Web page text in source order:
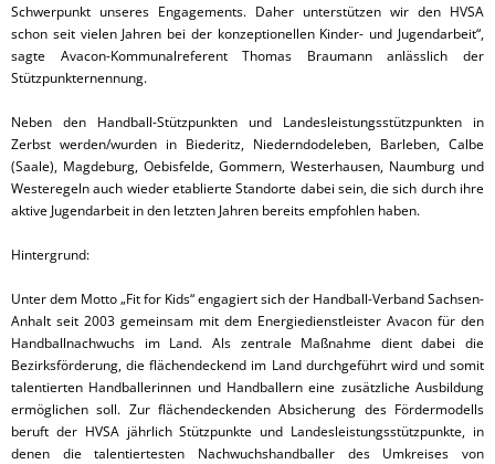
Schwerpunkt unseres Engagements. Daher unterstützen wir den HVSA
schon seit vielen Jahren bei der konzeptionellen Kinder- und Jugendarbeit“,
sagte Avacon-Kommunalreferent Thomas Braumann anlässlich der
Stützpunkternennung.
Neben den Handball-Stützpunkten und Landesleistungsstützpunkten in
Zerbst werden/wurden in Biederitz, Niederndodeleben, Barleben, Calbe
(Saale), Magdeburg, Oebisfelde, Gommern, Westerhausen, Naumburg und
Westeregeln auch wieder etablierte Standorte dabei sein, die sich durch ihre
aktive Jugendarbeit in den letzten Jahren bereits empfohlen haben.
Hintergrund:
Unter dem Motto „Fit for Kids“ engagiert sich der Handball-Verband Sachsen-
Anhalt seit 2003 gemeinsam mit dem Energiedienstleister Avacon für den
Handballnachwuchs im Land. Als zentrale Maßnahme dient dabei die
Bezirksförderung, die flächendeckend im Land durchgeführt wird und somit
talentierten Handballerinnen und Handballern eine zusätzliche Ausbildung
ermöglichen soll. Zur flächendeckenden Absicherung des Fördermodells
beruft der HVSA jährlich Stützpunkte und Landesleistungsstützpunkte, in
denen die talentiertesten Nachwuchshandballer des Umkreises von